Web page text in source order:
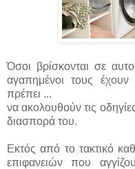
Όσοι βρίσκονται σε
αγαπημένοι τους
πρέπει ...
να ακολουθούν τις
διασπορά του.
Εκτός από το τακτικό
επιφανειών που